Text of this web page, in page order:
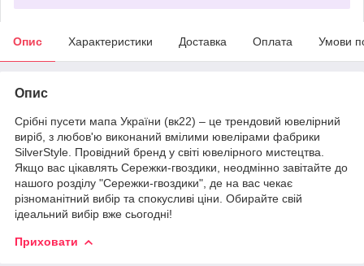
Опис Характеристики Доставка Оплата Умови
Опис
Срібні пусети мапа України (вк22) – це трендовий ювелірний
виріб, з любов'ю виконаний вмілими ювелірами фабрики
SilverStyle. Провідний бренд у світі ювелірного мистецтва.
Якщо вас цікавлять Сережки-гвоздики, неодмінно завітайте до
нашого розділу "Сережки-гвоздики", де на вас чекає
різноманітний вибір та спокусливі ціни. Обирайте свій
ідеальний вибір вже сьогодні!
Приховати